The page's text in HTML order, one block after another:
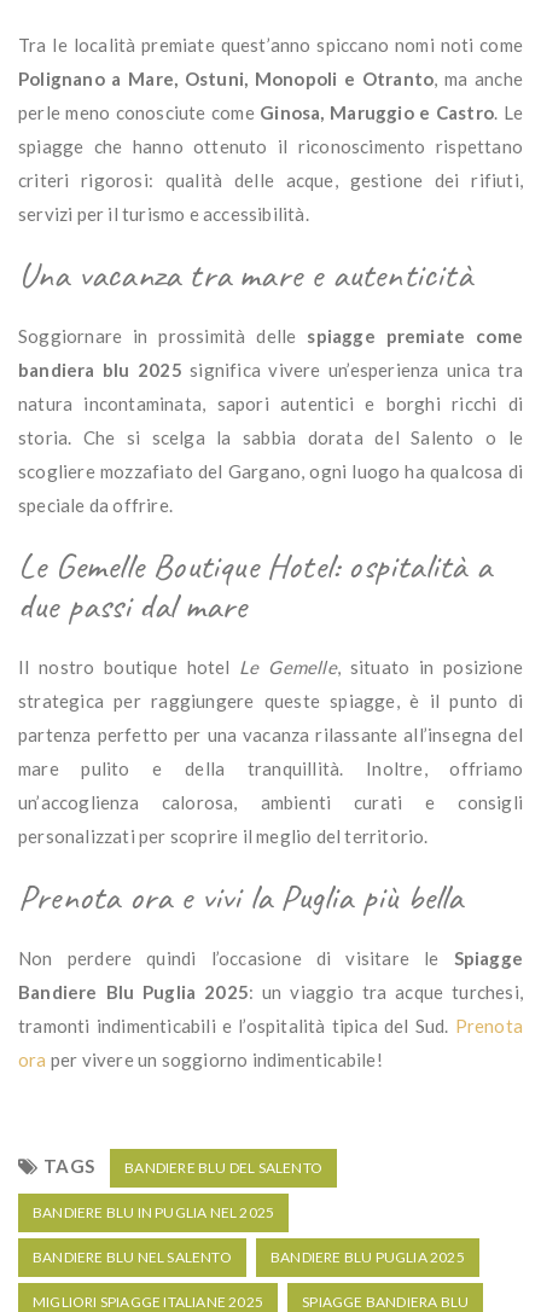
Tra le localitàpremiate quest’annospiccano nomi noticome
Polignano a Mare, Ostuni, Monopoli e Otranto, ma anche
perlemeno conosciutecome Ginosa, Maruggio e Castro. Le
spiagge che hannoottenuto il riconoscimento rispettano
criteririgorosi: qualità delle acque, gestionedeirifiuti,
servizi per ilturismo eaccessibilità.
Una vacanza tramare e autenticità
Soggiornare inprossimitàdelle spiagge premiate come
bandiera blu 2025 significavivere un’esperienza unicatra
natura incontaminata, saporiautenticie borghiricchi di
storia. Che si scelga la sabbia doratadelSalento o le
scogliere mozzafiato del Gargano,ogni luogoha qualcosa di
speciale daoffrire.
Le Gemelle BoutiqueHotel: ospitalità a
due passidalmare
Ilnostroboutique hotel Le Gemelle, situato inposizione
strategicaperraggiungere questespiagge,è ilpunto di
partenza perfettoper unavacanzarilassanteall’insegnadel
marepulitoedella tranquillità. Inoltre, offriamo
un’accoglienza calorosa, ambienticuratieconsigli
personalizzati per scoprire ilmeglio delterritorio.
Prenota ora e vivilaPuglia più bella
Non perdere quindi l’occasione divisitare le Spiagge
Bandiere Blu Puglia 2025:unviaggio traacqueturchesi,
tramonti indimenticabili e l’ospitalità tipica del Sud. Prenota
ora per vivereun soggiorno indimenticabile!
TAGS BANDIERE BLU DEL SALENTO
BANDIERE BLU IN PUGLIA NEL 2025
BANDIERE BLU NEL SALENTO BANDIERE BLU PUGLIA 2025
MIGLIORI SPIAGGE ITALIANE 2025 SPIAGGE BANDIERA BLU